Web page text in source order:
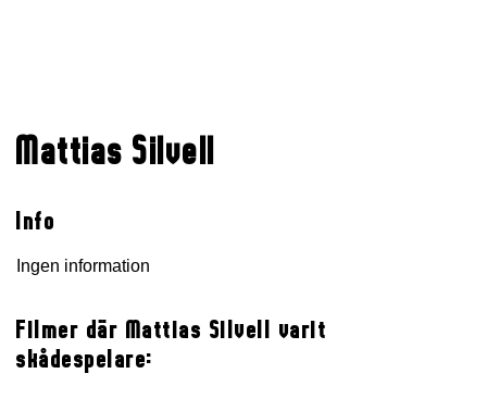
Mattias Silvell
Info
Ingen information
Filmer där Mattias Silvell varit
skådespelare: